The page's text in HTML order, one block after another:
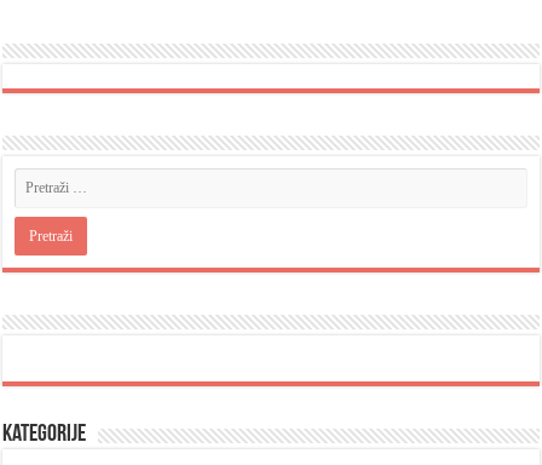
Kategorije